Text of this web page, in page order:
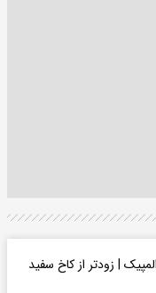
| زودتر از کاخ سفید